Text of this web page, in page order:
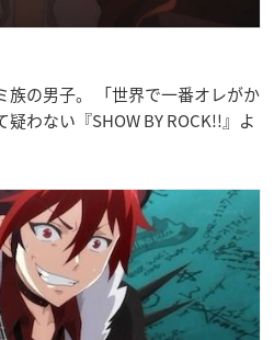
族の男子。 「世界で一番オレがか
わない『SHOW BY ROCK!!』よ